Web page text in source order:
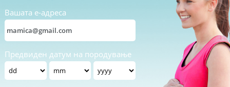
Вашата е-адреса
Предвиден датум на породување